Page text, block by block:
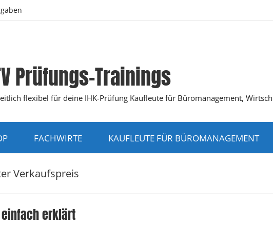
Prüfungs-Trainings
flexibel für deine IHK-Prüfung Kaufleute für Büromanagement,
FACHWIRTE KAUFLEUTE FÜR BÜROMANAGEMENT
Verkaufspreis
erklärt